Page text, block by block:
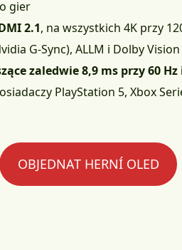
gier
2.1, na wszystkich 4K przy
G-Sync), ALLM i Dolby
zaledwie 8,9 ms przy 60 Hz
PlayStation 5, Xbox
OBJEDNAT HERNÍ OLED